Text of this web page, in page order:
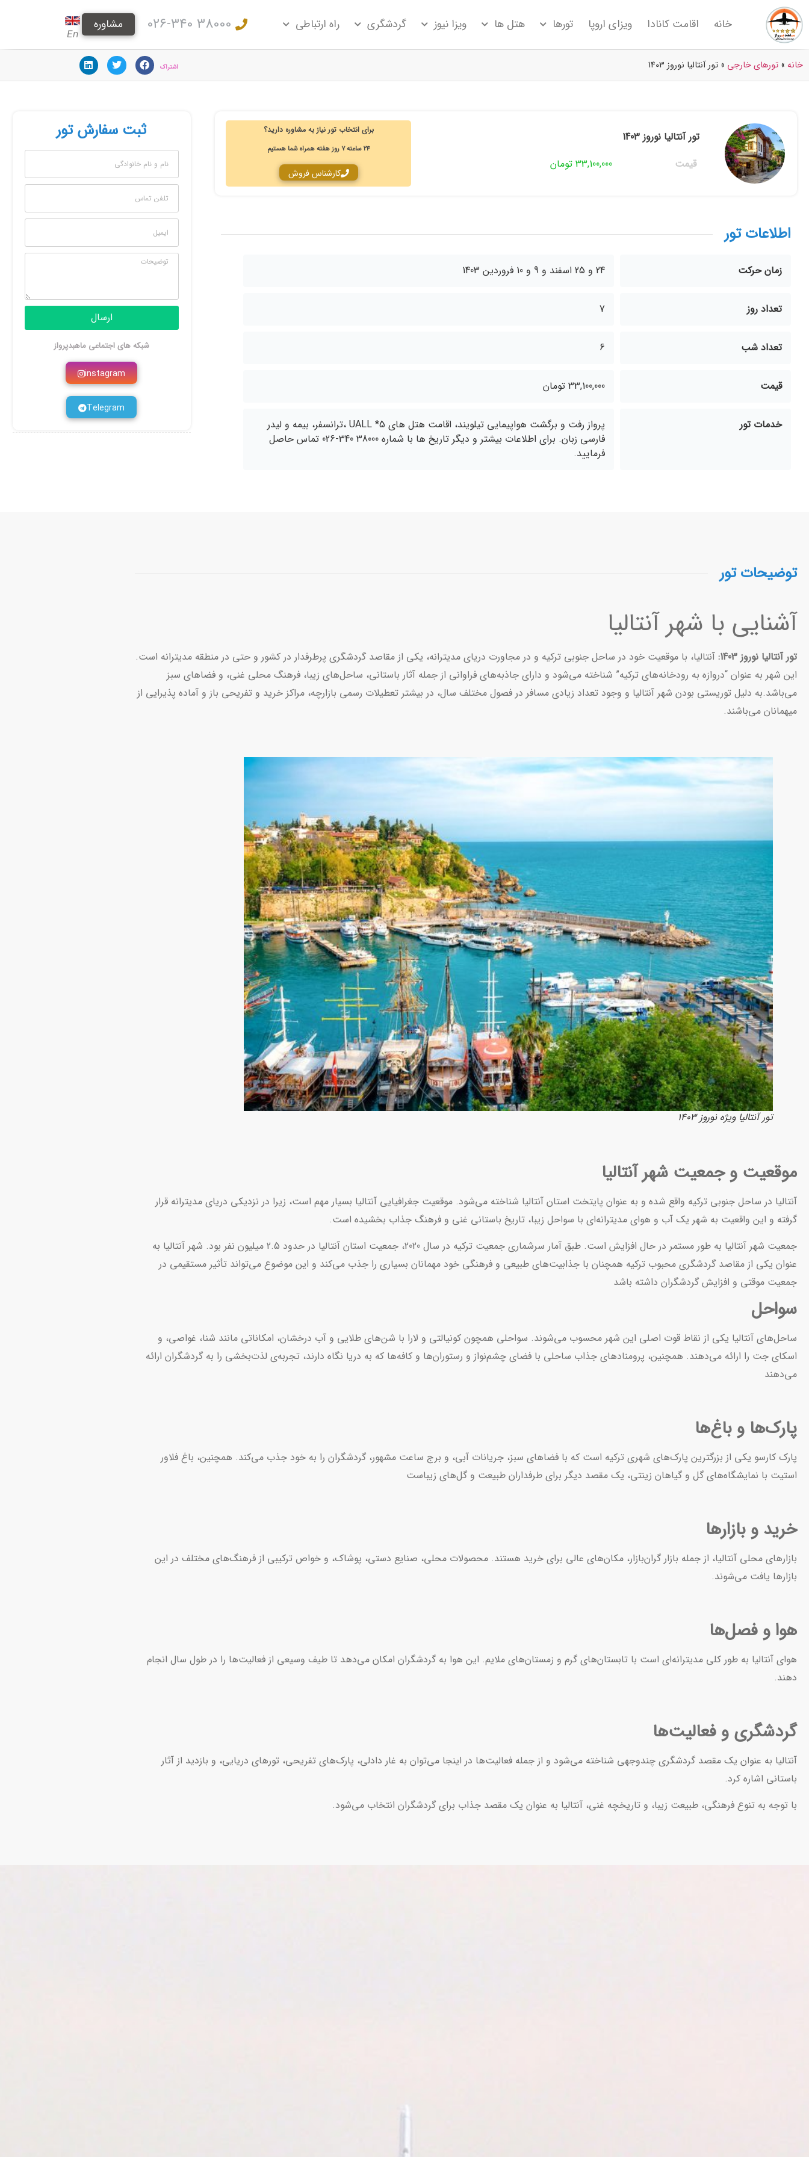
خانه اقامت کانادا ویزای اروپا تورها هتل ها ویزا نیوز گردشگری راه ارتباطی 38000 026-340 مشاوره
En
خانه » تورهای خارجی » تور آنتالیا نوروز 1403 اشتراک
تور آنتالیا نوروز 1403
قیمت
33,100,000 تومان
برای انتخاب تور نیاز به مشاوره دارید؟‌‌
۲۴ ساعته ۷ روز هفته همراه شما هستیم‌
کارشناس فروش
اطلاعات تور
زمان حرکت 24 و 25 اسفند و 9 و 10 فروردین 1403
تعداد روز 7
تعداد شب 6
قیمت 33,100,000 تومان
خدمات تور
پرواز رفت و برگشت هواپیمایی تیلویند، اقامت هتل های 5* UALL ،ترانسفر، بیمه و لیدر
فارسی زبان. برای اطلاعات بیشتر و دیگر تاریخ ها با شماره 38000 340-026 تماس حاصل
فرمایید.
ثبت سفارش تور
ارسال
شبکه های اجتماعی ماهبدپرواز
instagram
Telegram
توضیحات تور
آشنایی با شهر آنتالیا
تور آنتالیا نوروز 1403:
آنتالیا، با موقعیت خود در ساحل جنوبی ترکیه و در مجاورت دریای مدیترانه، یکی از مقاصد گردشگری پرطرفدار در کشور و حتی در منطقه مدیترانه است.
این شهر به عنوان “دروازه به رودخانه‌های ترکیه” شناخته می‌شود و دارای جاذبه‌های فراوانی از جمله آثار باستانی، ساحل‌های زیبا، فرهنگ محلی غنی، و فضاهای سبز
می‌باشد.به دلیل توریستی بودن شهر آنتالیا و وجود تعداد زیادی مسافر در فصول مختلف سال، در بیشتر تعطیلات رسمی بازارچه، مراکز خرید و تفریحی باز و آماده پذیرایی از
میهمانان می‌باشند.
تور آنتالیا ویژه نوروز 1403
موقعیت و جمعیت شهر آنتالیا
آنتالیا در ساحل جنوبی ترکیه واقع شده و به عنوان پایتخت استان آنتالیا شناخته می‌شود. موقعیت جغرافیایی آنتالیا بسیار مهم است، زیرا در نزدیکی دریای مدیترانه قرار
گرفته و این واقعیت به شهر یک آب و هوای مدیترانه‌ای با سواحل زیبا، تاریخ باستانی غنی و فرهنگ جذاب بخشیده است.
جمعیت شهر آنتالیا به طور مستمر در حال افزایش است. طبق آمار سرشماری جمعیت ترکیه در سال 2020، جمعیت استان آنتالیا در حدود 2.5 میلیون نفر بود. شهر آنتالیا به
عنوان یکی از مقاصد گردشگری محبوب ترکیه همچنان با جذابیت‌های طبیعی و فرهنگی خود مهمانان بسیاری را جذب می‌کند و این موضوع می‌تواند تأثیر مستقیمی در
جمعیت موقتی و افزایش گردشگران داشته باشد
سواحل
ساحل‌های آنتالیا یکی از نقاط قوت اصلی این شهر محسوب می‌شوند. سواحلی همچون کونیالتی و لارا با شن‌های طلایی و آب درخشان، امکاناتی مانند شنا، غواصی، و
اسکای جت را ارائه می‌دهند. همچنین، پرومنادهای جذاب ساحلی با فضای چشم‌نواز و رستوران‌ها و کافه‌ها که به دریا نگاه دارند، تجربه‌ی لذت‌بخشی را به گردشگران ارائه
می‌دهند
پارک‌ها و باغ‌ها
پارک کارسو یکی از بزرگترین پارک‌های شهری ترکیه است که با فضاهای سبز، جریانات آبی، و برج ساعت مشهور، گردشگران را به خود جذب می‌کند. همچنین، باغ فلاور
استیت با نمایشگاه‌های گل و گیاهان زینتی، یک مقصد دیگر برای طرفداران طبیعت و گل‌های زیباست
خرید و بازارها
بازارهای محلی آنتالیا، از جمله بازار گران‌بازار، مکان‌های عالی برای خرید هستند. محصولات محلی، صنایع دستی، پوشاک، و خواص ترکیبی از فرهنگ‌های مختلف در این
بازارها یافت می‌شوند.
هوا و فصل‌ها
هوای آنتالیا به طور کلی مدیترانه‌ای است با تابستان‌های گرم و زمستان‌های ملایم. این هوا به گردشگران امکان می‌دهد تا طیف وسیعی از فعالیت‌ها را در طول سال انجام
دهند.
گردشگری و فعالیت‌ها
آنتالیا به عنوان یک مقصد گردشگری چندوجهی شناخته می‌شود و از جمله فعالیت‌ها در اینجا می‌توان به غار دادلی، پارک‌های تفریحی، تورهای دریایی، و بازدید از آثار
باستانی اشاره کرد.
با توجه به تنوع فرهنگی، طبیعت زیبا، و تاریخچه غنی، آنتالیا به عنوان یک مقصد جذاب برای گردشگران انتخاب می‌شود.